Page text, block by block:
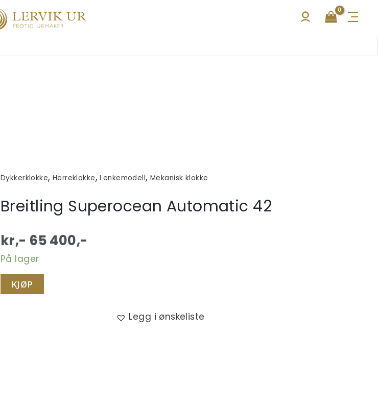
Dykkerklokke, Herreklokke,Lenkemodell,Mekanisk klokke
Breitling Superocean Automatic 42
kr,- 65 400,-
På lager
KJØP
Legg i ønskeliste